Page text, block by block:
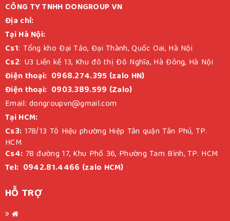
CÔNG TY TNHH DONGROUP VN
Địa chỉ:
Tại Hà Nội:
Cs1: Tổng kho Đại Tảo, Đại Thành, Quốc Oai, Hà Nội
Cs2: U3 Liền kề 13, Khu đô thị Đô Nghĩa, Hà Đông, Hà Nội
Điện thoại: 0968.274.395 (zalo HN)
Điện thoại: 0903.389.599 (Zalo)
Email: dongroupvn@gmail.com
Tại HCM:
Cs3: 178/13 Tô Hiệu phường Hiệp Tân quận Tân Phú, TP.
HCM
Cs4: 78 đường 17, Khu Phố 36, Phường Tam Bình, TP. HCM
Tel: 0942.81.4466 (zalo HCM)
HỖ TRỢ